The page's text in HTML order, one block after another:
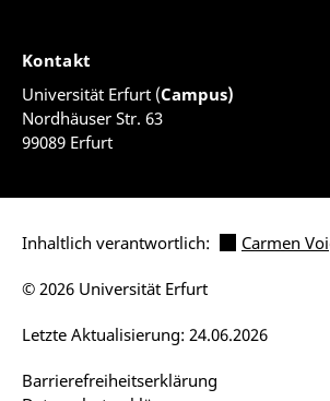
Kontakt
Universität Erfurt (Campus)
Nordhäuser Str. 63
99089 Erfurt
Inhaltlich verantwortlich: Carmen
Barrierefreiheitserklärung
Letzte Aktualisierung: 24.06.2026
© 2026 Universität Erfurt